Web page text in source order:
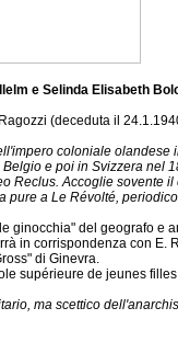
e Selinda Elisabeth
(deceduta il
coloniale
e poi in Svizzera nel
Reclus. Accoglie sovente
pure a Le Révolté,
ginocchia" del geografo e
in corrispondenza con
di Ginevra.
supérieure de jeunes
ma scettico